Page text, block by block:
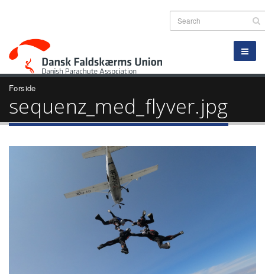
Forside
sequenz_med_flyver.jpg